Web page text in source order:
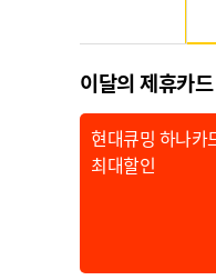
이달의 제휴카
현대큐밍 하나카
최대할인